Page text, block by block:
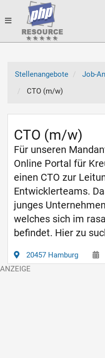
Toggle
Stellenangebote
Job-
CTO (m/w)
CTO (m/w)
Für unseren
Online Portal für
einen CTO zur
Entwicklerteams.
junges
welches sich im
befindet. Hier zu
20457 Hamburg